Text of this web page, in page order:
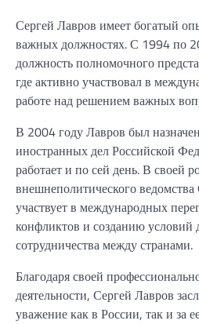
Сергей Лавров имеет богатый
важных должностях. С 1994 по
должность полномочного
где активно участвовал в
работе над решением важных
В 2004 году Лавров был
иностранных дел Российской
работает и по сей день. В своей
внешнеполитического
участвует в международных
конфликтов и созданию условий
сотрудничества между странами.
Благодаря своей
деятельности, Сергей Лавров
уважение как в России, так и за